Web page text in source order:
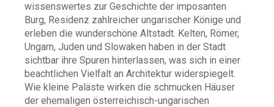
wissenswertes zur Geschichte der imposanten
Burg, Residenz zahlreicher ungarischer Könige und
erleben die wunderschöne Altstadt. Kelten, Römer,
Ungarn, Juden und Slowaken haben in der Stadt
sichtbar ihre Spuren hinterlassen, was sich in einer
beachtlichen Vielfalt an Architektur widerspiegelt.
Wie kleine Paläste wirken die schmucken Häuser
der ehemaligen österreichisch-ungarischen